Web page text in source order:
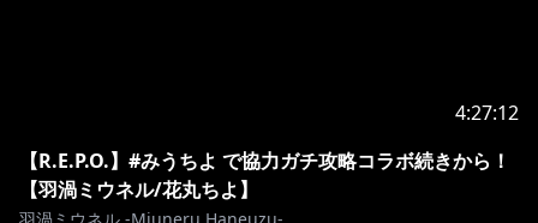
4:27:12
【R.E.P.O.】#みうちよ で協力ガチ攻略コラボ続きから！
【羽渦ミウネル/花丸ちよ】